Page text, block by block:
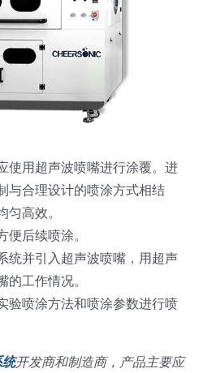
使用超声波喷嘴进行涂覆。进
与合理设计的喷涂方式相结
高效。
后续喷涂。
统并引入超声波喷嘴，用超声
工作情况。
验喷涂方法和喷涂参数进行喷
开发商和制造商，产品主要应